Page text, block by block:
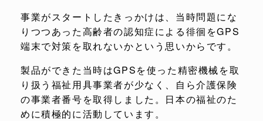
事業がスタートしたきっかけは、当時問題にな
りつつあった高齢者の認知症による徘徊をGPS
端末で対策を取れないかという思いからです。
製品ができた当時はGPSを使った精密機械を取
り扱う福祉用具事業者が少なく、自ら介護保険
の事業者番号を取得しました。日本の福祉のた
めに積極的に活動しています。